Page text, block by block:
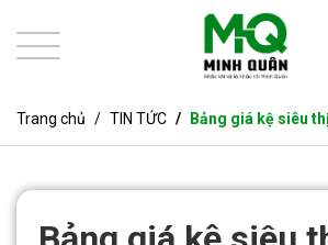
Trang chủ TIN TỨC Bảng giá kệ siêu